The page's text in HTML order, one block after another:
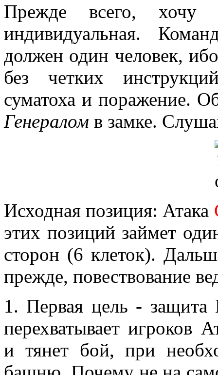
Прежде всего, хочу
индивидуальная.
должен один человек,
без четких
суматоха и поражение.
Генералом в замке.
Исходная позиция: Атака
этих позиций займет
сторон (6 клеток).
прежде, повествование
1. Первая цель -
перехватывает игроков
и тянет бой, при